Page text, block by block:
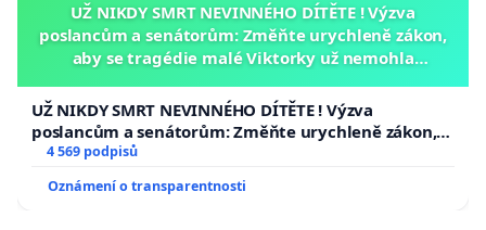
UŽ NIKDY SMRT NEVINNÉHO DÍTĚTE ! Výzva
poslancům a senátorům: Změňte urychleně zákon,
aby se tragédie malé Viktorky už nemohla
UŽ NIKDY SMRT NEVINNÉHO DÍTĚTE ! Výzva
poslancům a senátorům: Změňte urychleně zákon,
aby se tragédie malé Viktorky už nemohla opakovat!
4 569 podpisů
Oznámení o transparentnosti